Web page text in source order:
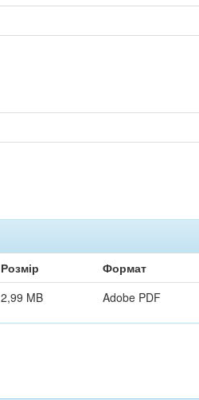
Розмір
Формат
2,99 MB Adobe PDF